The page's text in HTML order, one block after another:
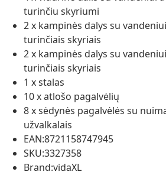
turinčiu skyriumi
2 x kampinės dalys su
turinčiais skyriais
2 x kampinės dalys su
turinčiais skyriais
1 x stalas
10 x atlošo pagalvėlių
8 x sėdynės pagalvėlės su
užvalkalais
EAN:8721158747945
SKU:3327358
Brand:vidaXL